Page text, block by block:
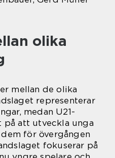
olika
mellan de olika
representerar
medan U21-
på att utveckla unga
för övergången
fokuserar på